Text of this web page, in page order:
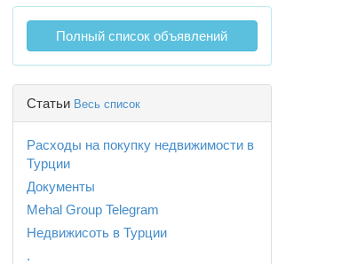
Полный список объявлений
Статьи Весь список
Расходы на покупку недвижимости в
Турции
Документы
Mehal Group Telegram
Недвижисоть в Турции
.